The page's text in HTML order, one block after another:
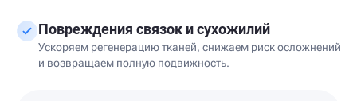
Повреждения связок и сухожилий
Ускоряем регенерацию тканей, снижаем риск осложнений
и возвращаем полную подвижность.